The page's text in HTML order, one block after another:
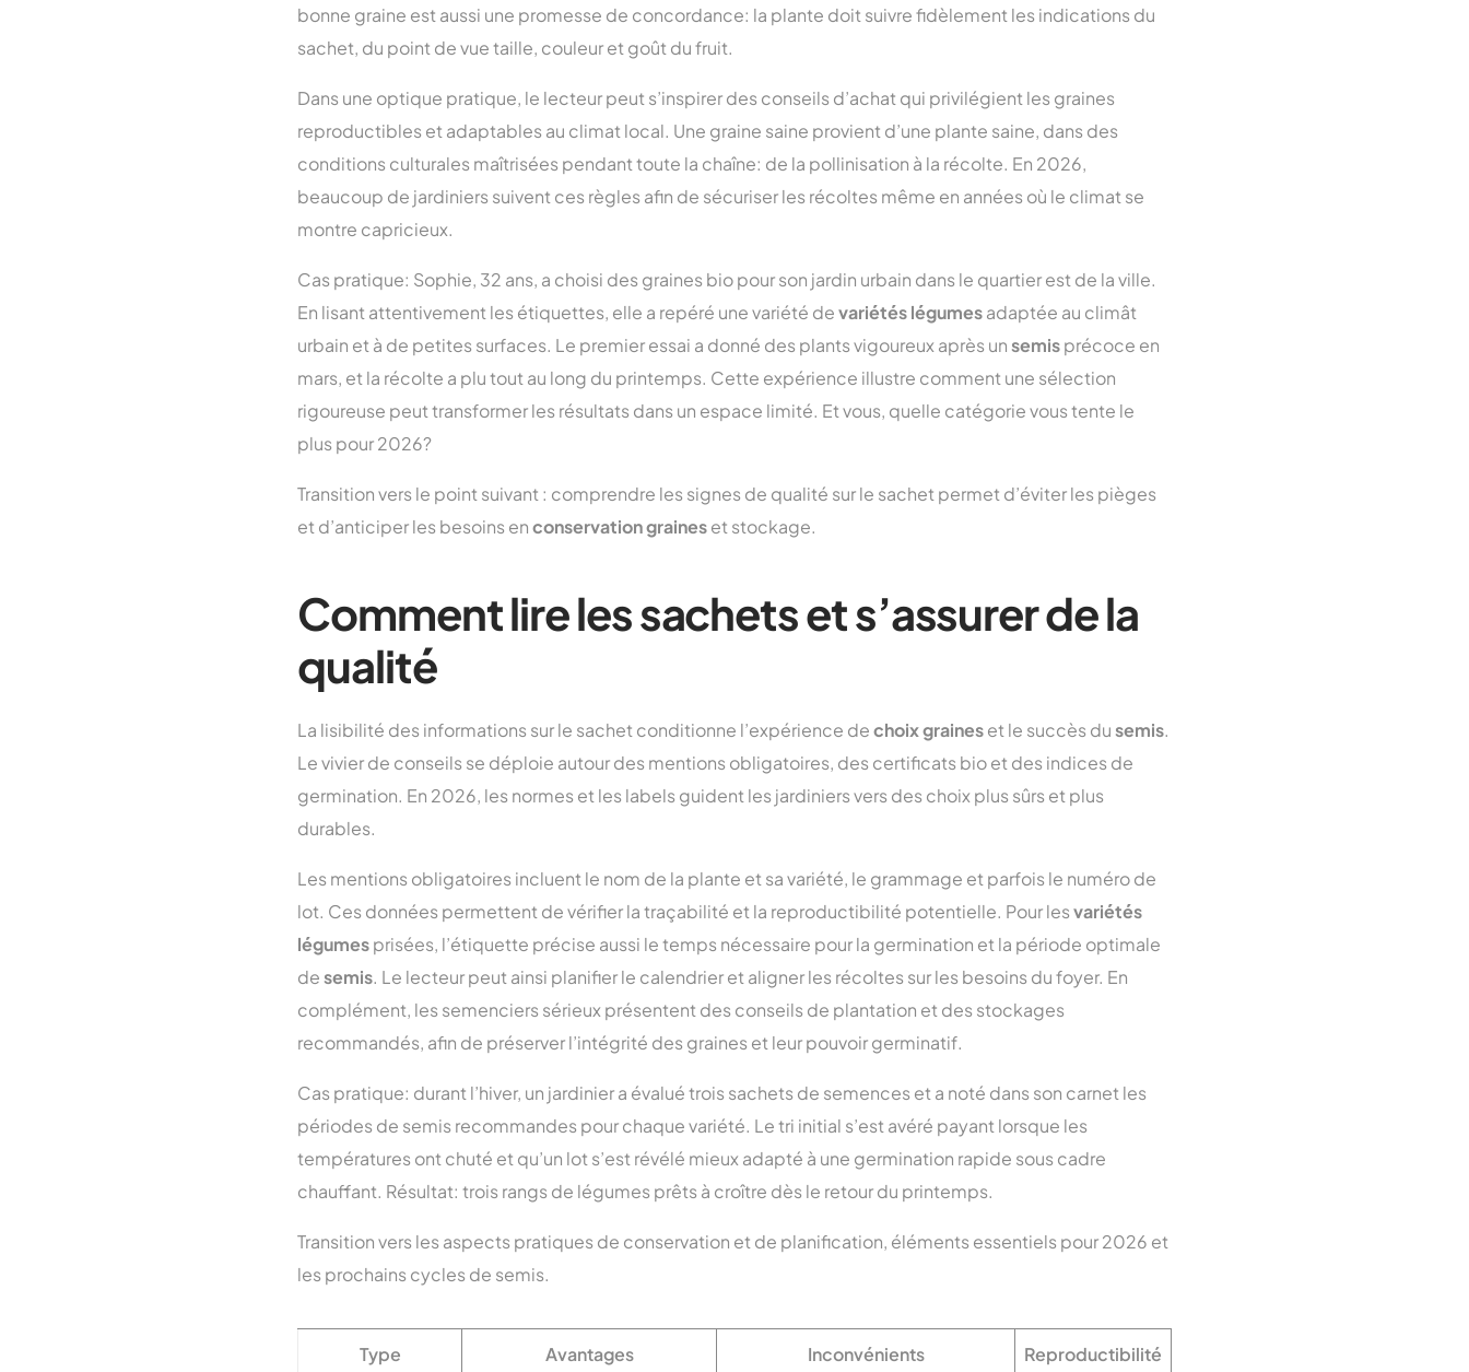
bonne graine est aussi une promesse de concordance: la plante doit suivre fidèlement les indications du
sachet, du point de vue taille, couleur et goût du fruit.
Dans une optique pratique, le lecteur peut s’inspirer des conseils d’achat qui privilégient les graines
reproductibles et adaptables au climat local. Une graine saine provient d’une plante saine, dans des
conditions culturales maîtrisées pendant toute la chaîne: de la pollinisation à la récolte. En 2026,
beaucoup de jardiniers suivent ces règles afin de sécuriser les récoltes même en années où le climat se
montre capricieux.
Cas pratique: Sophie, 32 ans, a choisi des graines bio pour son jardin urbain dans le quartier est de la ville.
En lisant attentivement les étiquettes, elle a repéré une variété devariétés légumesadaptée au climât
urbain et à de petites surfaces. Le premier essai a donné des plants vigoureux après unsemisprécoce en
mars, et la récolte a plu tout au long du printemps. Cette expérience illustre comment une sélection
rigoureuse peut transformer les résultats dans un espace limité. Et vous, quelle catégorie vous tente le
plus pour 2026?
Transition vers le point suivant : comprendre les signes de qualité sur le sachet permet d’éviter les pièges
et d’anticiper les besoins enconservation graineset stockage.
Comment lire les sachets et s’assurer de la
qualité
La lisibilité des informations sur le sachet conditionne l’expérience dechoix graineset le succès dusemis.
Le vivier de conseils se déploie autour des mentions obligatoires, des certificats bio et des indices de
germination. En 2026, les normes et les labels guident les jardiniers vers des choix plus sûrs et plus
durables.
Les mentions obligatoires incluent le nom de la plante et sa variété, le grammage et parfois le numéro de
lot. Ces données permettent de vérifier la traçabilité et la reproductibilité potentielle. Pour lesvariétés
légumesprisées, l’étiquette précise aussi le temps nécessaire pour la germination et la période optimale
desemis. Le lecteur peut ainsi planifier le calendrier et aligner les récoltes sur les besoins du foyer. En
complément, les semenciers sérieux présentent des conseils de plantation et des stockages
recommandés, afin de préserver l’intégrité des graines et leur pouvoir germinatif.
Cas pratique: durant l’hiver, un jardinier a évalué trois sachets de semences et a noté dans son carnet les
périodes de semis recommandes pour chaque variété. Le tri initial s’est avéré payant lorsque les
températures ont chuté et qu’un lot s’est révélé mieux adapté à une germination rapide sous cadre
chauffant. Résultat: trois rangs de légumes prêts à croître dès le retour du printemps.
Transition vers les aspects pratiques de conservation et de planification, éléments essentiels pour 2026 et
les prochains cycles de semis.
Type Avantages Inconvénients Reproductibilité